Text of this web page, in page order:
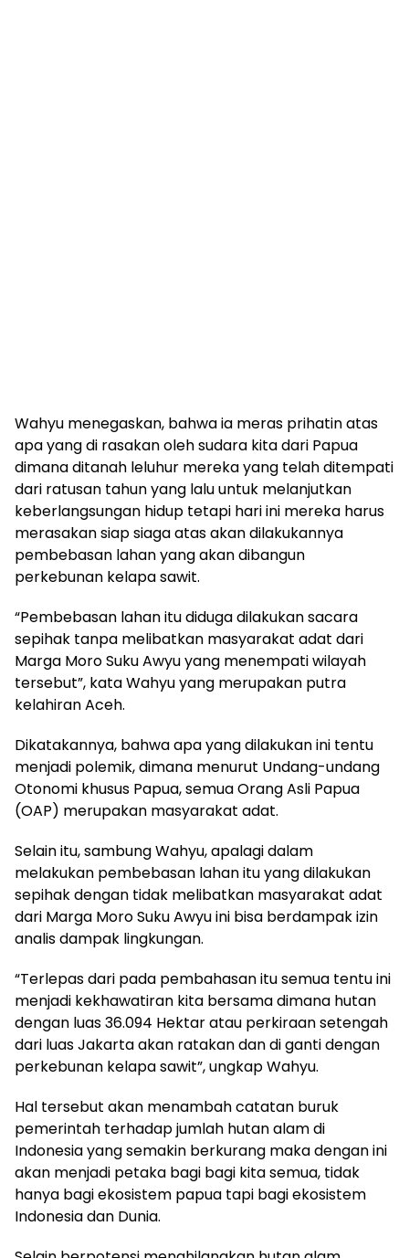
Wahyu menegaskan, bahwa ia meras prihatin atas
apa yang di rasakan oleh sudara kita dari Papua
dimana ditanah leluhur mereka yang telah ditempati
dari ratusan tahun yang lalu untuk melanjutkan
keberlangsungan hidup tetapi hari ini mereka harus
merasakan siap siaga atas akan dilakukannya
pembebasan lahan yang akan dibangun
perkebunan kelapa sawit.
“Pembebasan lahan itu diduga dilakukan sacara
sepihak tanpa melibatkan masyarakat adat dari
Marga Moro Suku Awyu yang menempati wilayah
tersebut”, kata Wahyu yang merupakan putra
kelahiran Aceh.
Dikatakannya, bahwa apa yang dilakukan ini tentu
menjadi polemik, dimana menurut Undang-undang
Otonomi khusus Papua, semua Orang Asli Papua
(OAP) merupakan masyarakat adat.
Selain itu, sambung Wahyu, apalagi dalam
melakukan pembebasan lahan itu yang dilakukan
sepihak dengan tidak melibatkan masyarakat adat
dari Marga Moro Suku Awyu ini bisa berdampak izin
analis dampak lingkungan.
“Terlepas dari pada pembahasan itu semua tentu ini
menjadi kekhawatiran kita bersama dimana hutan
dengan luas 36.094 Hektar atau perkiraan setengah
dari luas Jakarta akan ratakan dan di ganti dengan
perkebunan kelapa sawit”, ungkap Wahyu.
Hal tersebut akan menambah catatan buruk
pemerintah terhadap jumlah hutan alam di
Indonesia yang semakin berkurang maka dengan ini
akan menjadi petaka bagi bagi kita semua, tidak
hanya bagi ekosistem papua tapi bagi ekosistem
Indonesia dan Dunia.